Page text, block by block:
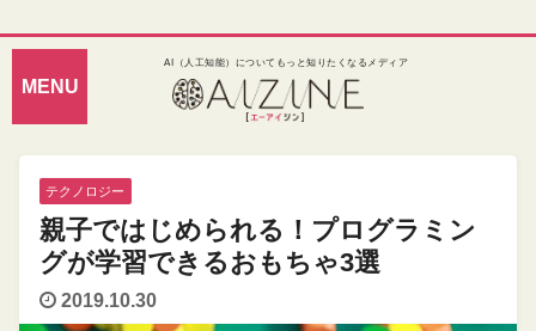
AI（人工知能）についてもっと知りたくなるメディア
テクノロジー
親子ではじめられる！プログラミン
グが学習できるおもちゃ3選
2019.10.30